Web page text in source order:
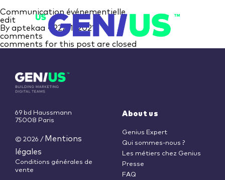
Communication événementielle
edit
By aptekaa •
22/11/2021
comments
comments for this post are closed
69 bd Haussmann
75008 Paris
© 2026 / Mentions
légales
Conditions générales de
vente
About us
Genius Expert
Qui sommes-nous ?
Les métiers chez Genius
Presse
FAQ